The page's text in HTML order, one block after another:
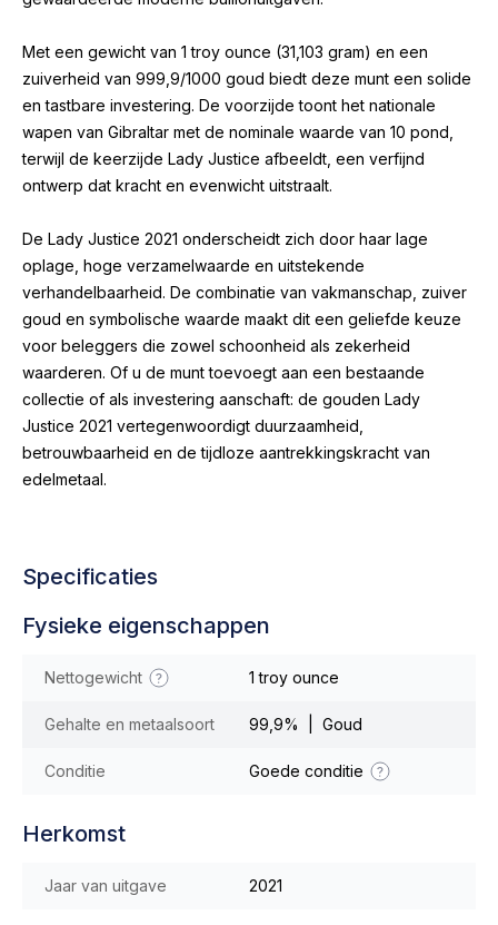
Met een gewicht van 1 troy ounce (31,103 gram) en een
zuiverheid van 999,9/1000 goud biedt deze munt een solide
en tastbare investering. De voorzijde toont het nationale
wapen van Gibraltar met de nominale waarde van 10 pond,
terwijl de keerzijde Lady Justice afbeeldt, een verfijnd
ontwerp dat kracht en evenwicht uitstraalt.
De Lady Justice 2021 onderscheidt zich door haar lage
oplage, hoge verzamelwaarde en uitstekende
verhandelbaarheid. De combinatie van vakmanschap, zuiver
goud en symbolische waarde maakt dit een geliefde keuze
voor beleggers die zowel schoonheid als zekerheid
waarderen. Of u de munt toevoegt aan een bestaande
collectie of als investering aanschaft: de gouden Lady
Justice 2021 vertegenwoordigt duurzaamheid,
betrouwbaarheid en de tijdloze aantrekkingskracht van
edelmetaal.
Specificaties
Fysieke eigenschappen
Nettogewicht 1 troy ounce
Gehalte en metaalsoort 99,9% | Goud
Conditie Goede conditie
Herkomst
Jaar van uitgave 2021